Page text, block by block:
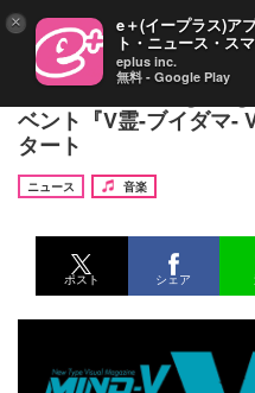
DIAURA、キズ、gulu
ベント『V霊-ブイダマ-
タート
ニュース
音楽
ポスト シェア
× e＋(イープラス)ア
ト・ニュース・ス
eplus inc.
無料 - Google Play